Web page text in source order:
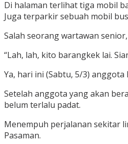
Di halaman terlihat tiga mobil
Juga terparkir sebuah mobil
Salah seorang wartawan
“Lah, lah, kito barangkek lai.
Ya, hari ini (Sabtu, 5/3)
Setelah anggota yang akan
belum terlalu padat.
Menempuh perjalanan sekitar
Pasaman.